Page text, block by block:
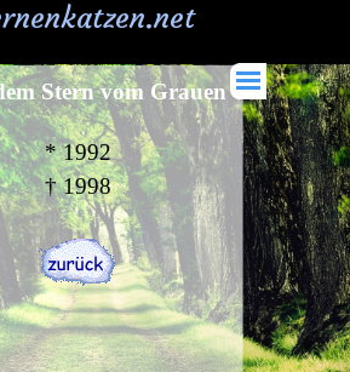
Stern vom Grauen
* 1992
†1998